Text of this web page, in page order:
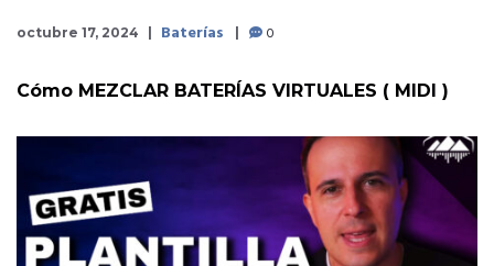
octubre 17, 2024 Baterías 0
Cómo MEZCLAR BATERÍAS VIRTUALES ( MIDI )